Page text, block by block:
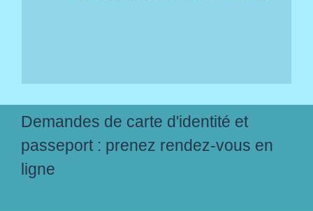
Demandes de carte d'identité et
passeport : prenez rendez-vous en
ligne